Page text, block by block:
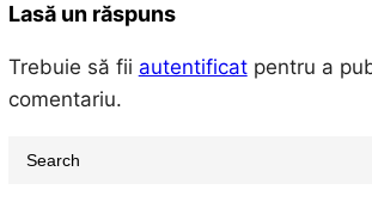
Lasă un răspuns
Trebuie să fii autentificatpentru a
comentariu.